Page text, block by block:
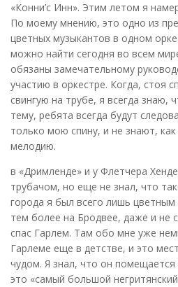
«Конни’с Инн». Этим летом я
По моему мнению, это одно из
цветных музыкантов в одном
можно найти сегодня во всем
обязаны замечательному
участию в оркестре. Когда, стоя
свингую на трубе, я всегда знаю,
тему, ребята всегда будут
только мою спину, и не знают,
мелодию.
в «Дримленде» и у Флетчера
трубачом, но еще не знал, что
города я был всего лишь
тем более на Бродвее, даже и не
спас Гарлем. Там обо мне уже
Гарлеме еще в детстве, и это
чудом. Я знал, что он
это «самый большой